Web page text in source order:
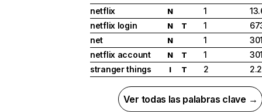
netflix
N 1
netflix login
N T 1
net
N 1
netflix account
N T 1
stranger things
I T 2
Ver todas las palabras clave →